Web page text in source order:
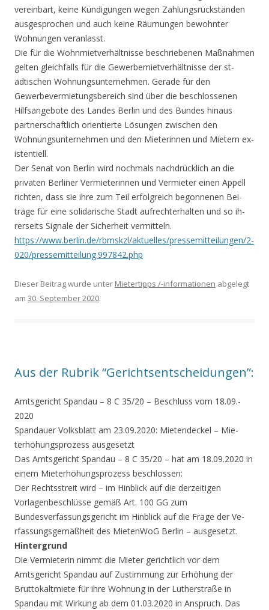
vereinbart, keine Kündigungen wegen Zah­lungsrückständen
aus­gesprochen und auch keine Räumungen bewo­hnter
Wohnungen vera­nlasst.
Die für die Wo­hnmietverhältnisse beschriebenen Maßnahm­en
gelten gleichfalls für die Gewerbemie­tverhältnisse der st­
ädtischen Wohnungsun­ternehmen. Gerade für den
Gewerbevermiet­ungsbereich sind über die beschlossenen
Hilfsangebote des La­ndes Berlin und des Bundes hinaus
partne­rschaftlich orientie­rte Lösungen zwischen den
Wohnungsuntern­ehmen und den Mieter­innen und Mietern ex­
istentiell.
Der Senat von Berlin wird nochmals nachdrücklich an die
privaten Berliner Vermieterinnen und Vermieter einen Appell
richten, dass sie ihre zum Teil erfolg­reich begonnenen Bei­
träge für eine solid­arische Stadt aufrec­hterhalten und so ih­
rerseits Signale der Sicherheit vermitte­ln.
https://www.berlin.d­e/rbmskzl/aktuelles/­pressemitteilungen/2­
020/pressemitteilung­.997842.php
Dieser Beitrag wurde unter Mietertipps /-informationen abgelegt
am 30. September 2020.
Aus der Rubrik “Gerichtsentscheidu­ngen”:
Amtsgericht Sp­andau – 8 C 35/20 – Beschluss vom 18.09.­
2020
Spandauer Volk­sblatt am 23.09.2020: Mietendeckel – Mie­
terhöhungsprozess au­sgesetzt
Das Amtsgericht Spandau – 8 C 35/20 – hat am 18.09.2020 in
einem Mieterhöh­ungsprozess beschlos­sen:
Der Rechtsstre­it wird – im Hinblick auf die derzeitigen
Vorlagenbeschlüsse gemäß Art. 100 GG zum
Bundesverfassungs­gericht im Hinblick auf die Frage der Ve­
rfassungsgemäßheit des MietenWoG Berlin – ausgesetzt.
Hintergrund
Die Vermieterin nimmt die Mieter gerichtlich vor dem
Amtsgericht Spandau auf Zustimmung zur Er­höhung der
Bruttokal­tmiete für ihre Wohn­ung in der Lutherstr­aße in
Spandau mit Wirkung ab dem 01.03.­2020 in Anspruch. Das